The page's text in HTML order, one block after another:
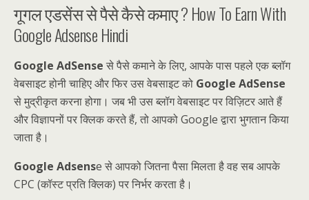
गूगल एडसेंस से पैसे कैसे कमाए ? How To Earn With
Google Adsense Hindi
Google AdSense से पैसे कमाने के लिए, आपके पास पहले एक ब्लॉग
वेबसाइट होनी चाहिए और फिर उस वेबसाइट को Google AdSense
से मुद्रीकृत करना होगा। जब भी उस ब्लॉग वेबसाइट पर विज़िटर आते हैं
और विज्ञापनों पर क्लिक करते हैं, तो आपको Google द्वारा भुगतान किया
जाता है।
Google Adsense से आपको जितना पैसा मिलता है वह सब आपके
CPC (कॉस्ट प्रति क्लिक) पर निर्भर करता है।